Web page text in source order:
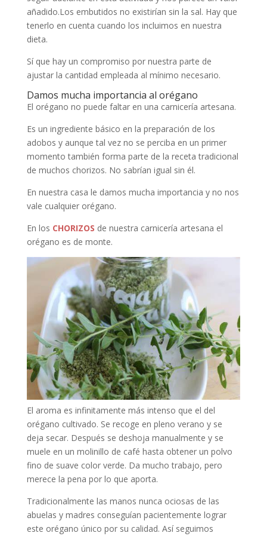
añadido.Los embutidos no existirían sin la sal. Hay que
tenerlo en cuenta cuando los incluimos en nuestra
dieta.
Sí que hay un compromiso por nuestra parte de
ajustar la cantidad empleada al mínimo necesario.
Damos mucha importancia al orégano
El orégano no puede faltar en una carnicería artesana.
Es un ingrediente básico en la preparación de los
adobos y aunque tal vez no se perciba en un primer
momento también forma parte de la receta tradicional
de muchos chorizos. No sabrían igual sin él.
En nuestra casa le damos mucha importancia y no nos
vale cualquier orégano.
En los CHORIZOS de nuestra carnicería artesana el
orégano es de monte.
El aroma es infinitamente más intenso que el del
orégano cultivado. Se recoge en pleno verano y se
deja secar. Después se deshoja manualmente y se
muele en un molinillo de café hasta obtener un polvo
fino de suave color verde. Da mucho trabajo, pero
merece la pena por lo que aporta.
Tradicionalmente las manos nunca ociosas de las
abuelas y madres conseguían pacientemente lograr
este orégano único por su calidad. Así seguimos